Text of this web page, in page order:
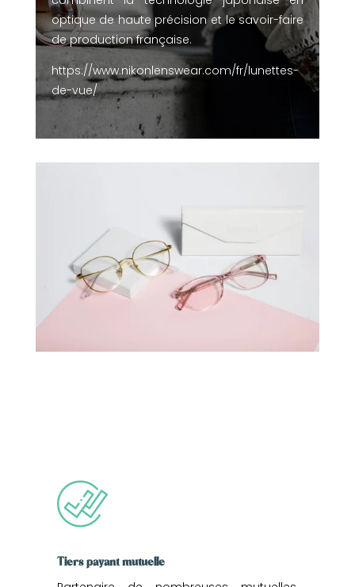
optique de haute précision et le savoir-faire
de production française.
https://www.nikonlenswear.com/fr/lunettes-
de-vue/
Tiers payant mutuelle